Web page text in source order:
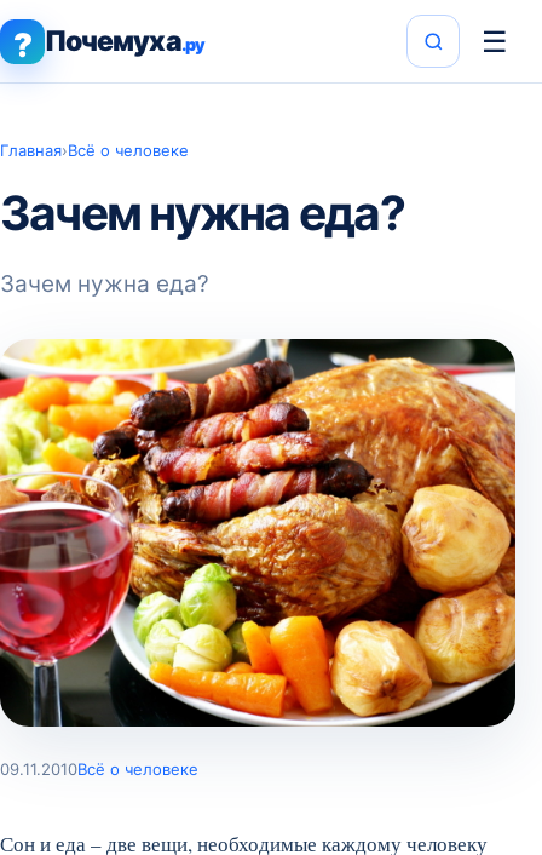
? Почемуха.ру ☰
Главная›Всё о человеке
Зачем нужна еда?
Зачем нужна еда?
09.11.2010Всё о человеке
Сон и еда – две вещи, необходимые каждому человеку